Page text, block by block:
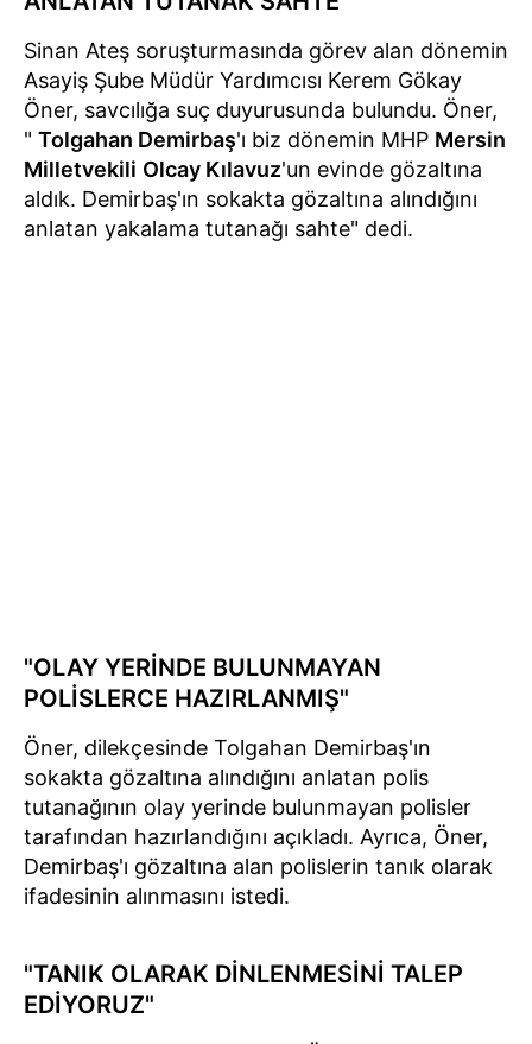
Sinan Ateş soruşturmasında görev alan dönemin
Asayiş Şube Müdür Yardımcısı Kerem Gökay
Öner, savcılığa suç duyurusunda bulundu. Öner,
" Tolgahan Demirbaş'ı biz dönemin MHP Mersin
Milletvekili Olcay Kılavuz'un evinde gözaltına
aldık. Demirbaş'ın sokakta gözaltına alındığını
anlatan yakalama tutanağı sahte" dedi.
"OLAY YERİNDE BULUNMAYAN
POLİSLERCE HAZIRLANMIŞ"
Öner, dilekçesinde Tolgahan Demirbaş'ın
sokakta gözaltına alındığını anlatan polis
tutanağının olay yerinde bulunmayan polisler
tarafından hazırlandığını açıkladı. Ayrıca, Öner,
Demirbaş'ı gözaltına alan polislerin tanık olarak
ifadesinin alınmasını istedi.
"TANIK OLARAK DİNLENMESİNİ TALEP
EDİYORUZ"